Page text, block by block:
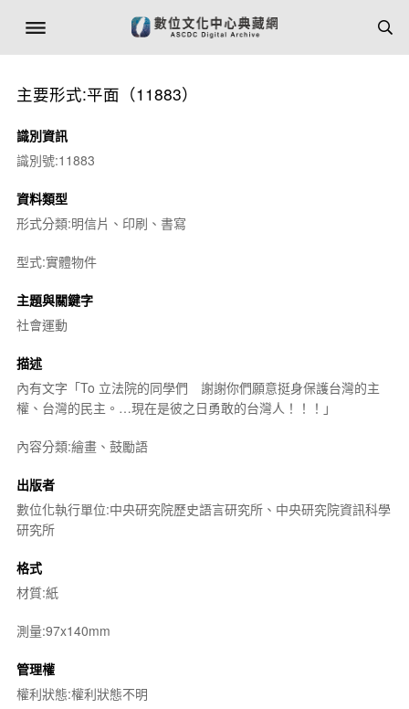
主要形式:平面（11883）
識別資訊
識別號:11883
資料類型
形式分類:明信片、印刷、書寫
型式:實體物件
主題與關鍵字
社會運動
描述
內有文字「To 立法院的同學們 謝謝你們願意挺身保護台灣的主
權、台灣的民主。…現在是彼之日勇敢的台灣人！！！」
內容分類:繪畫、鼓勵語
出版者
數位化執行單位:中央研究院歷史語言研究所、中央研究院資訊科學
研究所
格式
材質:紙
測量:97x140mm
管理權
權利狀態:權利狀態不明